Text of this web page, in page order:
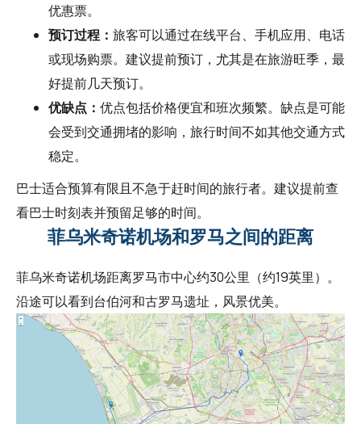
优惠票。
预订过程： 旅客可以通过在线平台、手机应用、电话
或现场购票。建议提前预订，尤其是在旅游旺季，最
好提前几天预订。
优缺点： 优点包括价格便宜和班次频繁。缺点是可能
会受到交通拥堵的影响，旅行时间不如其他交通方式
稳定。
巴士适合预算有限且不急于赶时间的旅行者。建议提前查
看巴士时刻表并预留足够的时间。
菲乌米奇诺机场和罗马之间的距离
菲乌米奇诺机场距离罗马市中心约30公里（约19英里）。
沿途可以看到台伯河和古罗马遗址，风景优美。